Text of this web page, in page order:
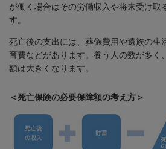
が働く場合はその労働収入や将来受け取
す。
死亡後の支出には、葬儀費用や遺族の生
育費などがあります。養う人の数が多く
額は大きくなります。
＜死亡保険の必要保障額の考え方＞